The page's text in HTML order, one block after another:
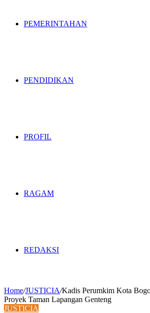
PEMERINTAHAN
PENDIDIKAN
PROFIL
RAGAM
REDAKSI
Home/JUSTICIA/Kadis Perumkim Kota
Proyek Taman Lapangan Genteng
JUSTICIA